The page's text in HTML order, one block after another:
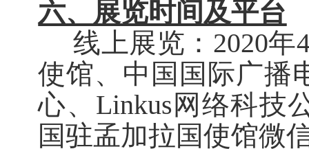
六、展览时间及平台
线上展览： 2020
使馆、中国国际广播
心、Linkus网络科技
国驻孟加拉国使馆微